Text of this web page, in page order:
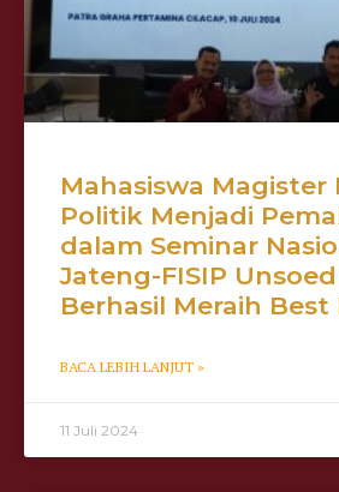
Mahasiswa Magister
Politik Menjadi
dalam Seminar
Jateng-FISIP
Berhasil Meraih
BACA LEBIH LANJUT »
11 Juli 2024